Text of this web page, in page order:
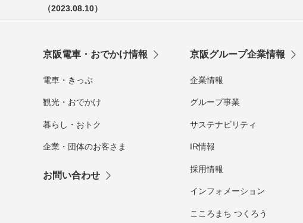
（2023.08.10）
京阪電車・おでかけ情報
電車・きっぷ
観光・おでかけ
暮らし・おトク
企業・団体のお客さま
京阪グループ企業情報
企業情報
グループ事業
サステナビリティ
IR情報
採用情報
インフォメーション
こころまち つくろう
お問い合わせ